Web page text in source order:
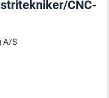
CNC-
A/S